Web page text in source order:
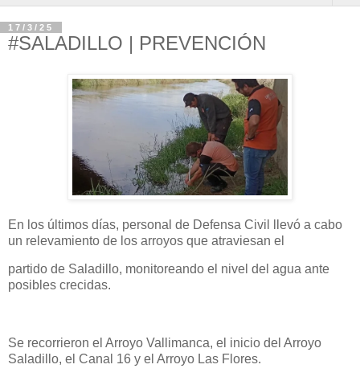
17/3/25
#SALADILLO | PREVENCIÓN
En los últimos días, personal de Defensa Civil llevó a cabo
un relevamiento de los arroyos que atraviesan el
partido de Saladillo, monitoreando el nivel del agua ante
posibles crecidas.
Se recorrieron el Arroyo Vallimanca, el inicio del Arroyo
Saladillo, el Canal 16 y el Arroyo Las Flores.